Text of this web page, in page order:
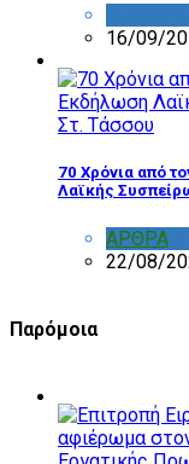
16/09/
70 Χρόνια από
Λαϊκής
ΑΡΘΡΑ
22/08/
Παρόμοια